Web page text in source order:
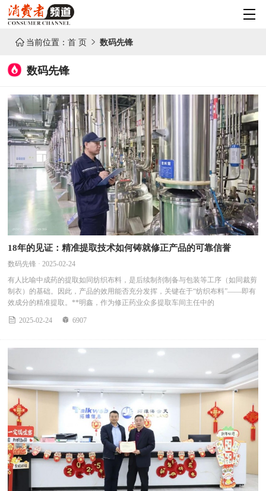
当前位置：首 页  数码先锋
数码先锋
18年的见证：精准提取技术如何铸就修正产品的可靠信誉
数码先锋 · 2025-02-24
有人比喻中成药的提取如同纺织布料，是后续制剂制备与包装等工序（如同裁剪
制衣）的基础。因此，产品的效用能否充分发挥，关键在于“纺织布料”——即有
效成分的精准提取。**明鑫，作为修正药业众多提取车间主任中的
 2025-02-24  6907